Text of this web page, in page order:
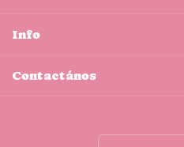
Info
Contactános